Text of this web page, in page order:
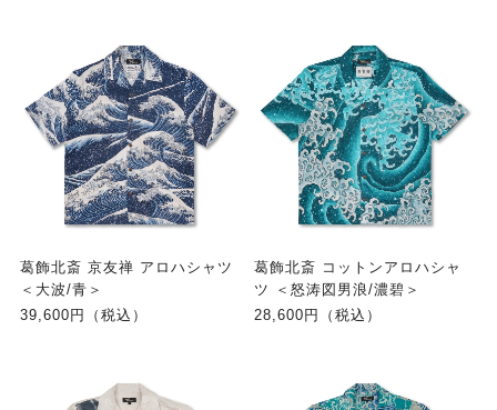
葛飾北斎 京友禅 アロハシャツ
＜大波/青＞
39,600円（税込）
葛飾北斎 コットンアロハシャ
ツ ＜怒涛図男浪/濃碧＞
28,600円（税込）